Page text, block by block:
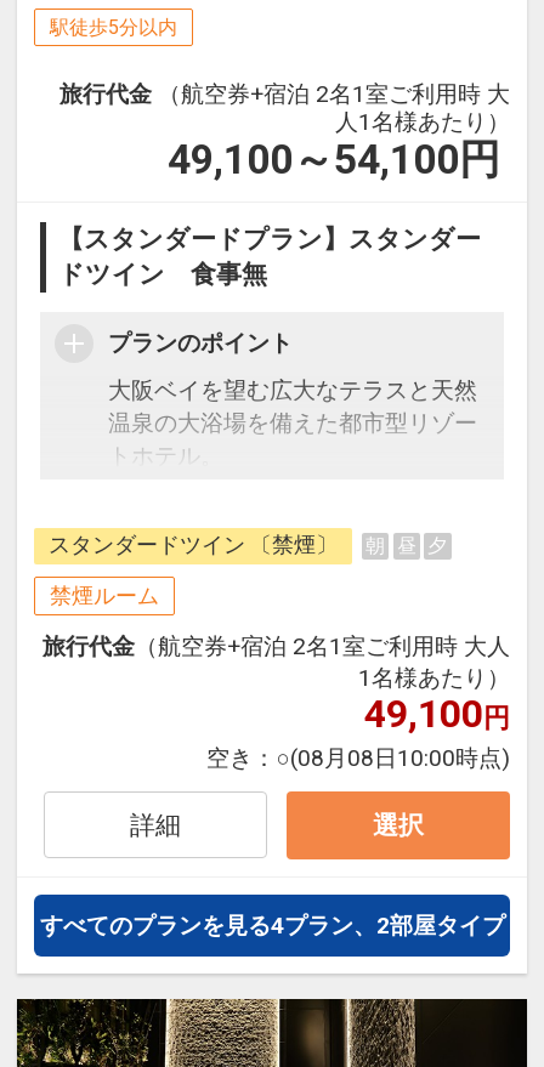
駅徒歩5分以内
旅行代金
（航空券+宿泊 2名1室ご利用時 大
人1名様あたり）
49,100～54,100 円
【スタンダードプラン】スタンダー
ドツイン 食事無
プランのポイント
大阪ベイを望む広大なテラスと天然
温泉の大浴場を備えた都市型リゾー
トホテル。
桜島駅が目の前・ユニバーサルシテ
ィ駅まで1駅1分で、大阪市中心部へ
のアクセスも便利！
訪れた瞬間から非日常へと誘う洗練
された空間でホテルステイをお楽し
スタンダードツイン 〔禁煙〕 朝 昼 夕
禁煙ルーム
旅行代金 （航空券+宿泊 2名1室ご利用時 大人
1名様あたり）
49,100円
空き： ○(08月08日10:00時点)
詳細 選択
すべてのプランを見る4プラン、2部屋タイプ